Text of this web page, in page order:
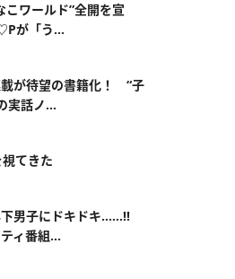
こワールド”全開を宣
が「う...
が待望の書籍化！ “子
実話ノ...
視てきた
下男子にドキドキ……!!
ィ番組...